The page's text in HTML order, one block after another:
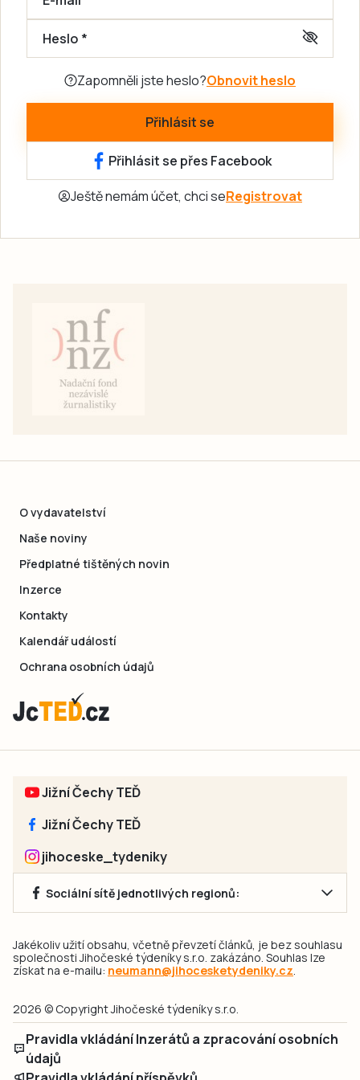
Heslo
Zapomněli jste heslo?Obnovit heslo
Přihlásit se
Přihlásit se přes Facebook
Ještě nemám účet, chci seRegistrovat
O vydavatelství
Naše noviny
Předplatné tištěných novin
Inzerce
Kontakty
Kalendář událostí
Ochrana osobních údajů
Jižní Čechy TEĎ
Jižní Čechy TEĎ
jihoceske_tydeniky
Sociální sítě jednotlivých regionů:
Jakékoliv užití obsahu, včetně převzetí článků, je bez souhlasu
společnosti Jihočeské týdeníky s.r.o. zakázáno. Souhlas lze
získat na e-mailu: neumann@jihocesketydeniky.cz.
2026 © Copyright Jihočeské týdeníky s.r.o.
Pravidla vkládání Inzerátů a zpracování osobních
údajů